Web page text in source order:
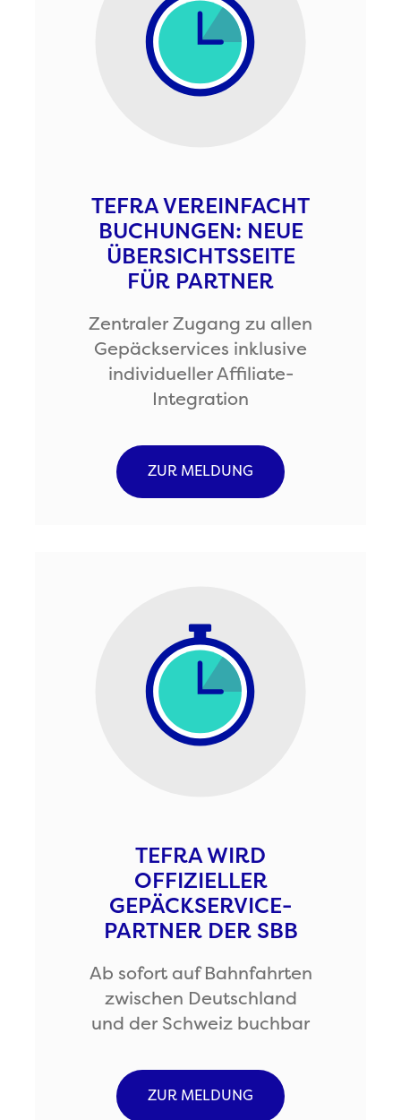
TEFRA VEREINFACHT
BUCHUNGEN: NEUE
ÜBERSICHTSSEITE
FÜR PARTNER
Zentraler Zugang zu allen
Gepäckservices inklusive
individueller Affiliate-
Integration
ZUR MELDUNG
TEFRA WIRD
OFFIZIELLER
GEPÄCKSERVICE-
PARTNER DER SBB
Ab sofort auf Bahnfahrten
zwischen Deutschland
und der Schweiz buchbar
ZUR MELDUNG